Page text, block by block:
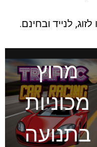
לנייד ובחינם.
מרוץ
מכוניות
בתנועה